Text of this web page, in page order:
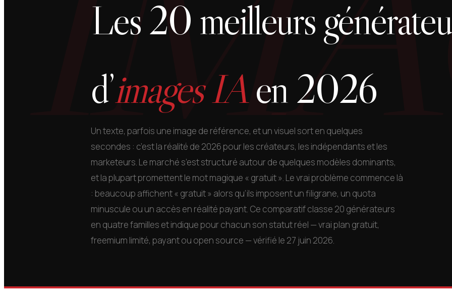
Les 20 meilleurs
d’images IAen 2026
Un texte, parfois une image de référence, et un visuel sort en quelques
secondes : c’est la réalité de 2026 pour les créateurs, les indépendants et les
marketeurs. Le marché s’est structuré autour de quelques modèles dominants,
et la plupart promettent le mot magique « gratuit ». Le vrai problème commence là
: beaucoup affichent « gratuit » alors qu’ils imposent un filigrane, un quota
minuscule ou un accès en réalité payant. Ce comparatif classe 20 générateurs
en quatre familles et indique pour chacun son statut réel — vrai plan gratuit,
freemium limité, payant ou open source — vérifié le 27 juin 2026.